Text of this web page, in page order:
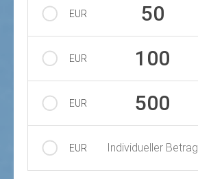
EUR 50
EUR 100
EUR 500
EUR Individueller Betrag